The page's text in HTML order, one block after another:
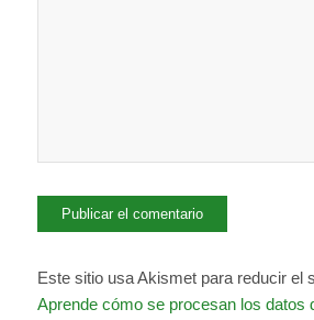
Este sitio usa Akismet para reducir el
Aprende cómo se procesan los datos